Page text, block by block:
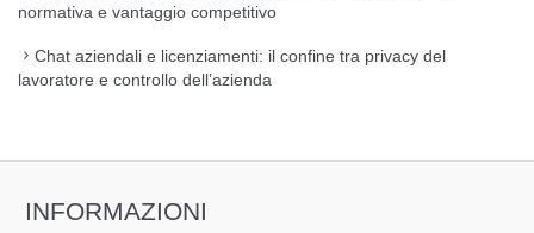
normativa e vantaggio competitivo
Chat aziendali e licenziamenti: il confine tra privacy del
lavoratore e controllo dell’azienda
INFORMAZIONI